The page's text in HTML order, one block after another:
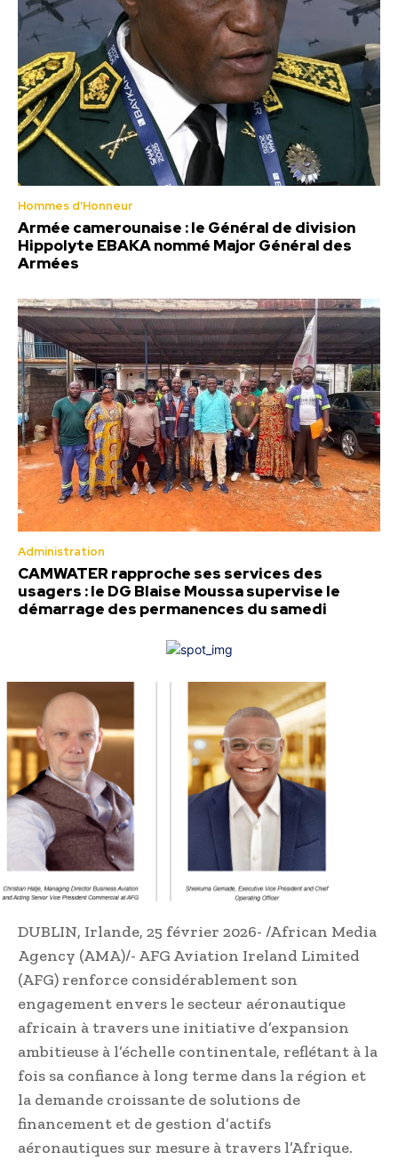
Hommes d'Honneur
Armée camerounaise : le Général de division
Hippolyte EBAKA nommé Major Général des
Armées
Administration
CAMWATER rapproche ses services des
usagers : le DG Blaise Moussa supervise le
démarrage des permanences du samedi
DUBLIN, Irlande, 25 février 2026- /African Media
Agency (AMA)/- AFG Aviation Ireland Limited
(AFG) renforce considérablement son
engagement envers le secteur aéronautique
africain à travers une initiative d’expansion
ambitieuse à l’échelle continentale, reflétant à la
fois sa confiance à long terme dans la région et
la demande croissante de solutions de
financement et de gestion d’actifs
aéronautiques sur mesure à travers l’Afrique.